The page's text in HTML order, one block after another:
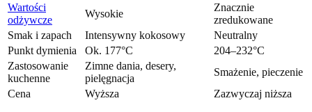
Wartości
odżywcze
Wysokie
Znacznie
zredukowane
Smak i zapach
Intensywny kokosowy
Neutralny
Punkt dymienia
Ok. 177°C
204–232°C
Zastosowanie
kuchenne
Zimne dania, desery,
pielęgnacja
Smażenie, pieczenie
Cena
Wyższa Zazwyczaj niższa